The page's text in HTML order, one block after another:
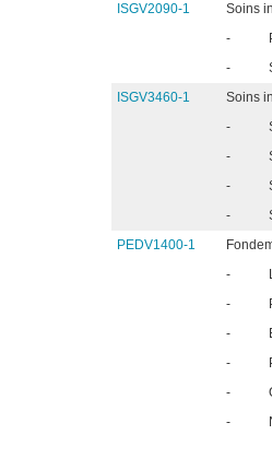
ISGV2090-1
Soins
-
-
ISGV3460-1
Soins
-
-
-
-
PEDV1400-1
-
-
-
-
-
-